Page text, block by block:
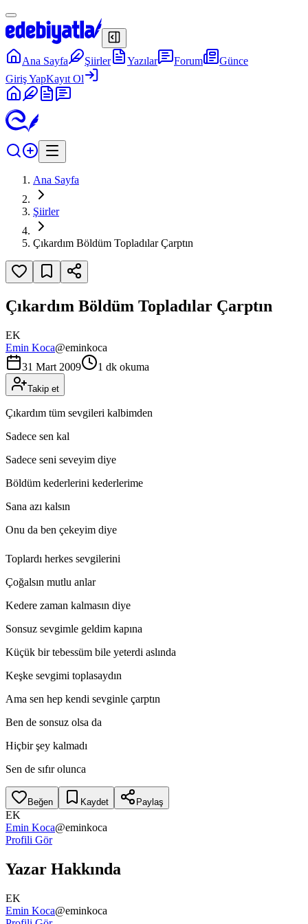
Ana Sayfa Şiirler Yazılar Forum
Günce
Giriş YapKayıt Ol
Ana Sayfa
Şiirler
Çıkardım Böldüm Topladılar Çarptın
Çıkardım Böldüm Topladılar Çarptın
EK
Emin Koca@eminkoca
31 Mart 2009
1 dk okuma
Takip et
Çıkardım tüm sevgileri kalbimden
Sadece sen kal
Sadece seni seveyim diye
Böldüm kederlerini kederlerime
Sana azı kalsın
Onu da ben çekeyim diye
Toplardı herkes sevgilerini
Çoğalsın mutlu anlar
Kedere zaman kalmasın diye
Sonsuz sevgimle geldim kapına
Küçük bir tebessüm bile yeterdi aslında
Keşke sevgimi toplasaydın
Ama sen hep kendi sevginle çarptın
Ben de sonsuz olsa da
Hiçbir şey kalmadı
Sen de sıfır olunca
Beğen Kaydet Paylaş
EK
Emin Koca@eminkoca
Profili Gör
Yazar Hakkında
EK
Emin Koca@eminkoca